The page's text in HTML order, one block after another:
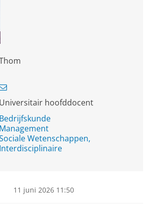
Universitair hoofddocent
Bedrijfskunde
Management
Wetenschappen,
Interdisciplinaire
11 juni 2026 11:50